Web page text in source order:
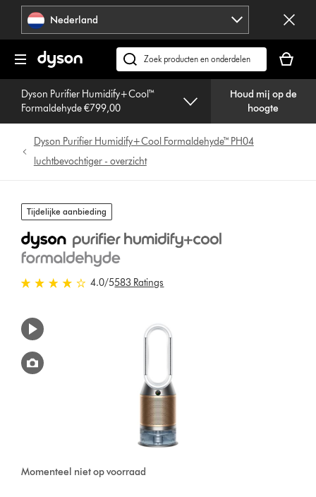
Navigatie
overslaan
Nederland
Zoek
op
dyson.nl
is
leeg
Dyson Purifier Humidify+Cool™
Formaldehyde €799,00
Houd mij op de
hoogte
Dyson Purifier Humidify+Cool Formaldehyde™ PH04
luchtbevochtiger - overzicht
Tijdelijke aanbieding
4.0 sterren van 5 van 583 Ratings
4.0/5583 Ratings
Momenteel niet op voorraad